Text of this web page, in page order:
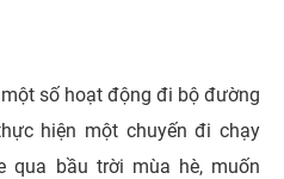
số hoạt động đi bộ đường
hiện một chuyến đi chạy
qua bầu trời mùa hè, muốn